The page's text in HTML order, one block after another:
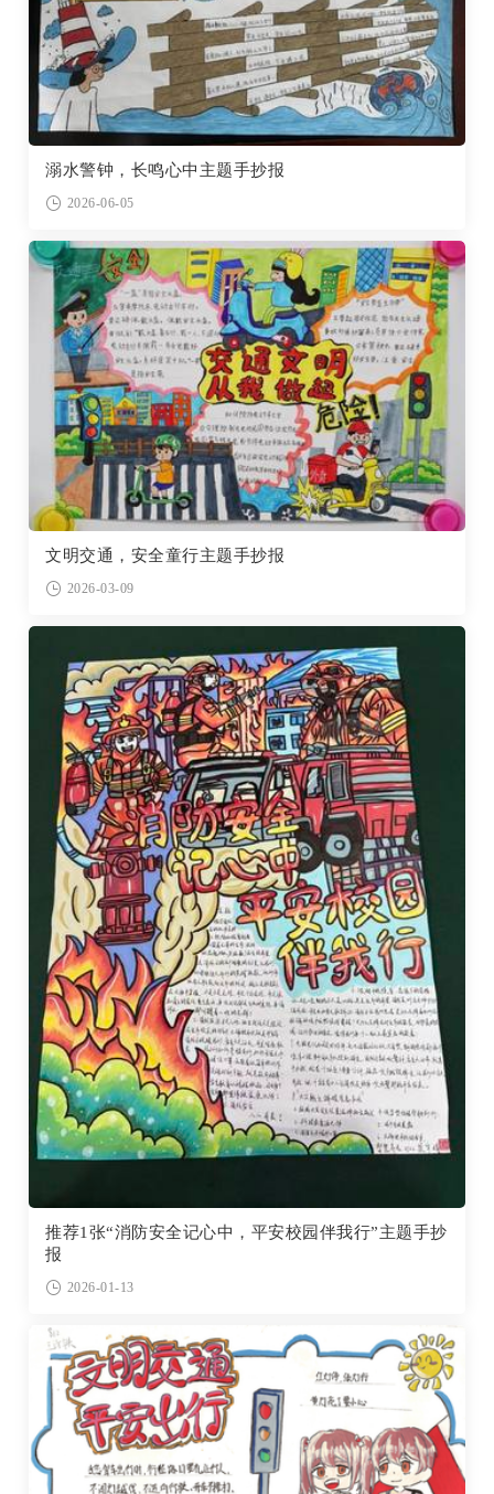
溺水警钟，长鸣心中主题手抄报
2026-06-05
文明交通，安全童行主题手抄报
2026-03-09
推荐1张“消防安全记心中，平安校园伴我行”主题手抄
报
2026-01-13